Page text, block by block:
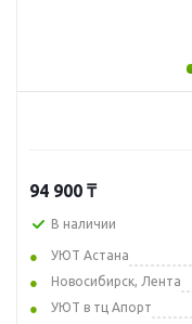
94 900 ₸
В наличии
УЮТ Астана
Новосибирск, Лента
УЮТ в тц Апорт